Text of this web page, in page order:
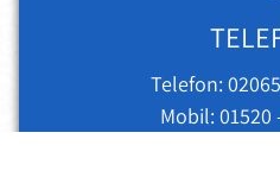
Telefon:
Mobil: 01520